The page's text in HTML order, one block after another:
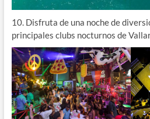
10. Disfruta de una noche de
principales clubs nocturnos de